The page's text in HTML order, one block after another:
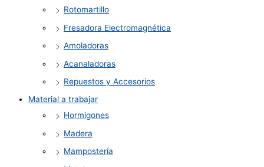
Rotomartillo
Fresadora Electromagnética
Amoladoras
Acanaladoras
Repuestos y Accesorios
Material a trabajar
Hormigones
Madera
Mampostería